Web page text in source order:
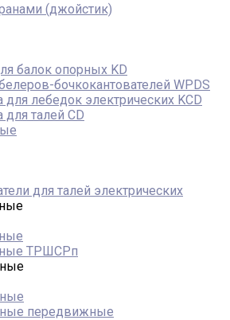
(джойстик)
балок опорных KD
бочкокантователей WPDS
лебедок электрических KCD
талей CD
для талей электрических
ТРШСРп
передвижные